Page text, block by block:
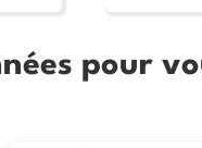
pour